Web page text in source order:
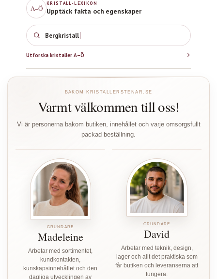
A–Ö
KRISTALL-LEXIKON
Upptäck fakta och egenskaper
Bergkristall
Utforska kristaller A–Ö
BAKOM KRISTALLERSTENAR.SE
Varmt välkommen till oss!
Vi är personerna bakom butiken, innehållet och varje omsorgsfullt
packad beställning.
GRUNDARE
Madeleine
Arbetar med sortimentet,
kundkontakten,
kunskapsinnehållet och den
dagliga utvecklingen av
GRUNDARE
David
Arbetar med teknik, design,
lager och allt det praktiska som
får butiken och leveranserna att
fungera.